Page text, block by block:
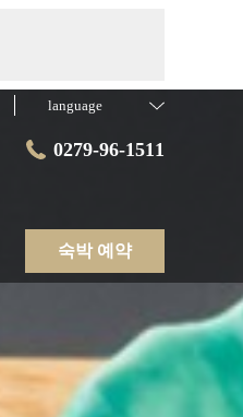
language
0279-96-1511
숙박 예약